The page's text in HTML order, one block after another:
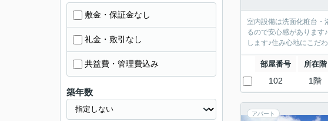
室内設備は洗面化粧台・
るので安心感があります
します♪住み心地にこだ
部屋番号 所在階
102 1階
アパート
敷金・保証金なし
礼金・敷引なし
共益費・管理費込み
築年数